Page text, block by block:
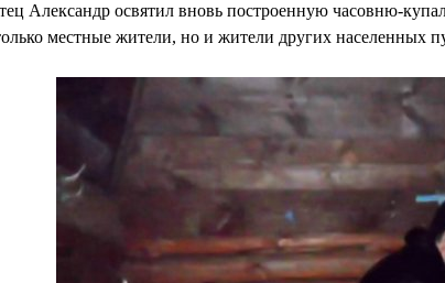
Александр освятил вновь построенную часовню-
местные жители, но и жители других населенных